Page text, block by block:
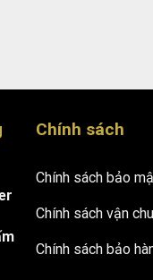
Chính sách
Chính sách bảo
Chính sách vận
Chính sách bảo